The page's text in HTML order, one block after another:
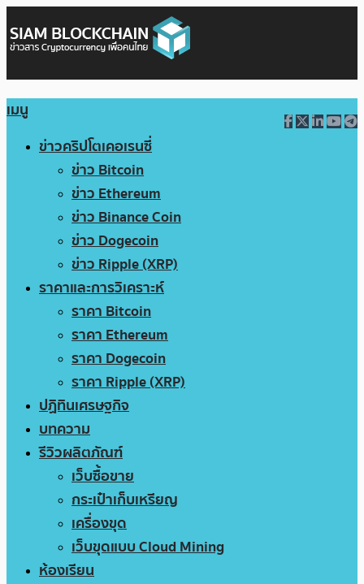
เมนู
ข่าวคริปโตเคอเรนซี่
ข่าว Bitcoin
ข่าว Ethereum
ข่าว Binance Coin
ข่าว Dogecoin
ข่าว Ripple (XRP)
ราคาและการวิเคราะห์
ราคา Bitcoin
ราคา Ethereum
ราคา Dogecoin
ราคา Ripple (XRP)
ปฏิทินเศรษฐกิจ
บทความ
รีวิวผลิตภัณฑ์
เว็บซื้อขาย
กระเป๋าเก็บเหรียญ
เครื่องขุด
เว็บขุดแบบ Cloud Mining
ห้องเรียน